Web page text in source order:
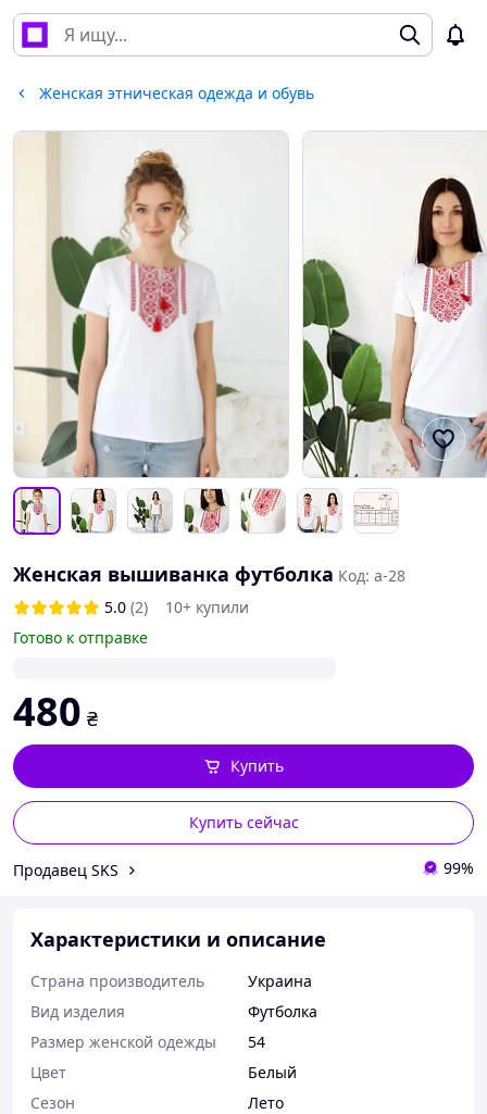
Женская этническая одежда и обувь
Женская вышиванка футболка Код: а-28
5.0 (2)
10+ купили
Готово к отправке
480 ₴
Купить сейчас
Купить
Продавец SKS 99%
Характеристики и описание
Страна производитель
Украина
Вид изделия
Футболка
Размер женской одежды
54
Цвет
Белый
Сезон
Лето